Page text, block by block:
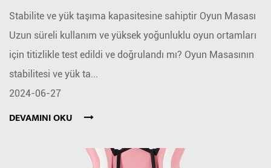
Stabilite ve yük taşıma kapasitesine sahiptir Oyun Masası
Uzun süreli kullanım ve yüksek yoğunluklu oyun ortamları
için titizlikle test edildi ve doğrulandı mı? Oyun Masasının
stabilitesi ve yük ta...
2024-06-27
DEVAMINI OKU